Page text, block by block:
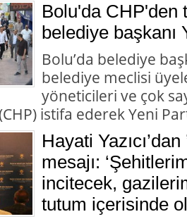
Bolu'da CHP'den
belediye başkanı
Bolu’da belediye
belediye meclisi
yöneticileri ve çok
istifa ederek Yeni
Hayati
mesajı:
incitecek,
tutum içerisinde